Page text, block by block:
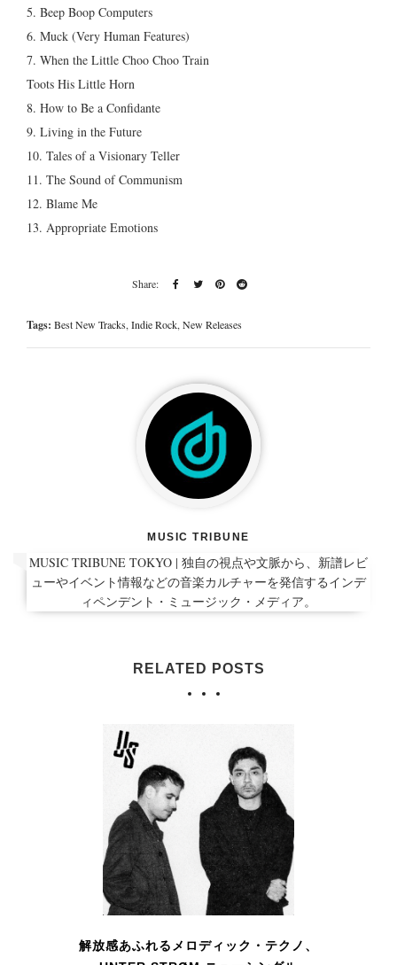
5. Beep Boop Computers
6. Muck (Very Human Features)
7. When the Little Choo Choo Train
Toots His Little Horn
8. How to Be a Confidante
9. Living in the Future
10. Tales of a Visionary Teller
11. The Sound of Communism
12. Blame Me
13. Appropriate Emotions
Tags: Best New Tracks,Indie Rock,New Releases
MUSIC TRIBUNE
MUSIC TRIBUNE TOKYO | 独自の視点や文脈から、新譜レビ
ューやイベント情報などの音楽カルチャーを発信するインデ
ィペンデント・ミュージック・メディア。
RELATED POSTS
解放感あふれるメロディック・テクノ、